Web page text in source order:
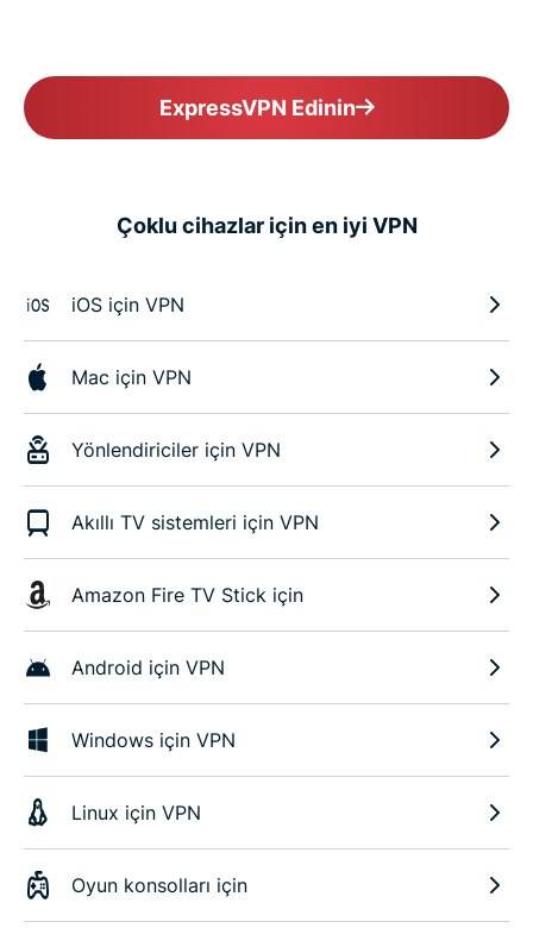
ExpressVPN Edinin
Çoklu cihazlar için en iyi VPN
iOS için VPN
Mac için VPN
Yönlendiriciler için VPN
Akıllı TV sistemleri için VPN
Amazon Fire TV Stick için
Android için VPN
Windows için VPN
Linux için VPN
Oyun konsolları için